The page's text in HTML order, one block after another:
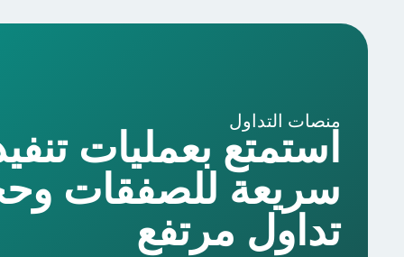
منصات التداول
استمتع بعمليات
سريعة للصفقات
تداول مرتفع